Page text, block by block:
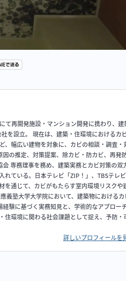
て再開発施設・マンション開発に携わり、建
を設立。 現在は、建築・住環境におけるカ
、幅広い建物を対象に、カビの相談・調査・
の推定、対策提案、除カビ・防カビ、再発
専務理事を務め、建築実務とカビ対策の双
れている。日本テレビ「ZIP！」、TBSテレ
を通じて、カビがもたらす室内環境リスクや
義塾大学大学院において、建築物におけるカ
験に基づく実務知見と、学術的なアプロー
環境に関わる社会課題として捉え、予防・
詳しいプロフィールを